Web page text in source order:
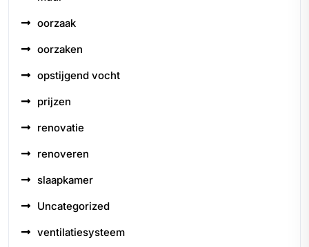
oorzaak
oorzaken
opstijgend vocht
prijzen
renovatie
renoveren
slaapkamer
Uncategorized
ventilatiesysteem